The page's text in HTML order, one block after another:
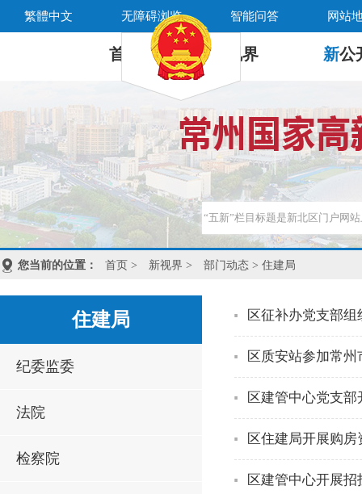
繁體中文 无障碍浏览 智能问答 网站
首 页 新 视界 新公
您当前的位置： 首页 > 新视界 > 部门动态 > 住建局
住建局
纪委监委
法院
检察院
区征补办党支部
区质安站参加常
区建管中心党支
区住建局开展购
区建管中心开展